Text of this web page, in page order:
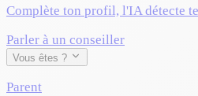
Complète ton profil, l'IA détecte
Parler à un conseiller
Vous êtes ?
Parent